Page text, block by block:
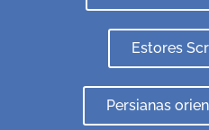
Estores
Persianas